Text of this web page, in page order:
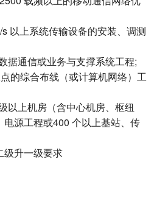
s 以上系统传输设备的安装、调测
据通信或业务与支撑系统工程;
的综合布线（或计算机网络）工
以上机房（含中心机房、枢纽
源工程或400 个以上基站、传
级升一级要求